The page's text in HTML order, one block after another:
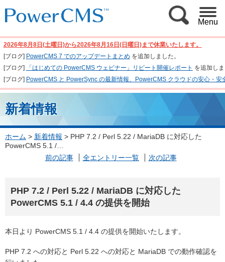
Menu
2026年8月8日(土曜日)から2026年8月16日(日曜日)まで休業いたします。
[ブログ] PowerCMS 7 でのアップデートまとめ を追加しました。
[ブログ]
「はじめての PowerCMS ウェビナー」リピート開催レポート を追加し
[ブログ] PowerCMS と PowerSync の最新情報、PowerCMS クラウドの安心・
新着情報
ホーム > 新着情報 > PHP 7.2 / Perl 5.22 / MariaDB に対応した
PowerCMS 5.1 /…
前の記事
全エントリー一覧 次の記事
PHP 7.2 / Perl 5.22 / MariaDB に対応した
PowerCMS 5.1 / 4.4 の提供を開始
本日より PowerCMS 5.1 / 4.4 の提供を開始いたします。
PHP 7.2 への対応と Perl 5.22 への対応と MariaDB での動作確認を